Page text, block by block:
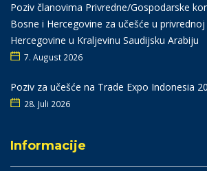
Poziv članovima Privredne/Gospodarske
Bosne i Hercegovine za učešće u
Hercegovine u Kraljevinu Saudijsku Arabiju
7. August 2026
Poziv za učešće na Trade Expo Indonesia
28. Juli 2026
Informacije